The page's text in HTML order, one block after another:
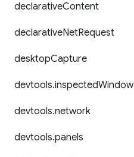
declarativeContent
declarativeNetRequest
desktopCapture
devtools.inspectedWindow
devtools.network
devtools.panels